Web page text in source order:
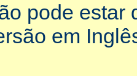
pode estar
em